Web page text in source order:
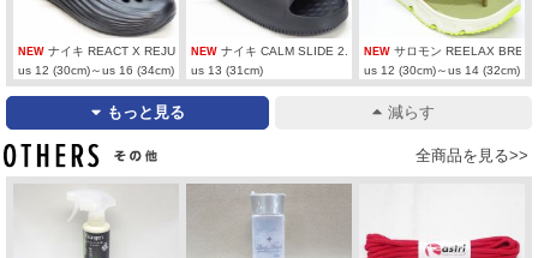
NEW ナイキ REACT X REJUVEN8（リジュビネイト） HV5060-001
us 12 (30cm)～us 16 (34cm)
NEWナイキ CALM SLIDE 2.0 IB0183-001
us 13 (31cm)
NEWサロモン REELAX
us 12 (30cm)～us 14 (32cm)
もっと見る 減らす
全商品を見る>>